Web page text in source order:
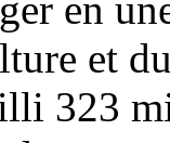
et
323